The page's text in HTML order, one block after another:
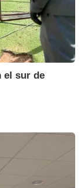
el sur de